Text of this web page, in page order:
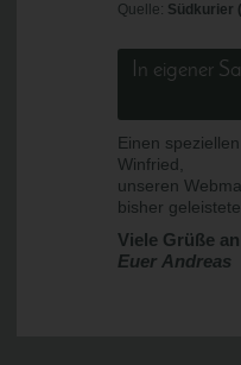
Quelle: Südkurier (
In eigener
Einen
Winfried,
unseren
bisher geleistete
Viele Grüße
Euer Andreas